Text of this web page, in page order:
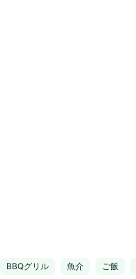
BBQグリル 魚介 ご飯